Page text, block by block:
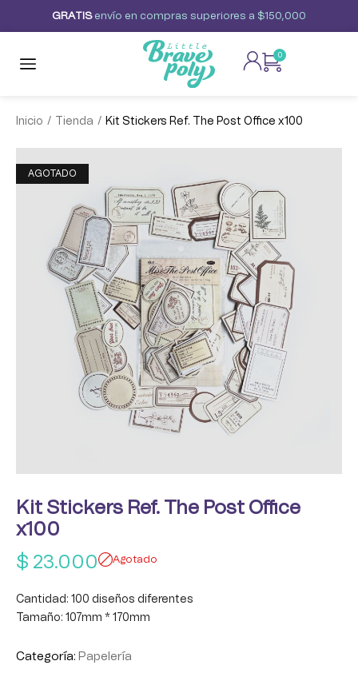
GRAT S envío en compras superiores a $150,000
0
Inicio / Tienda / Kit Stickers Ref. The Post Office x100
AGOTADO
Kit Stickers Ref. The Post Office
x100
$ 23.000 Agotado
Cantidad: 100 diseños diferentes
Tamaño: 107mm * 170mm
Categoría: Papelería